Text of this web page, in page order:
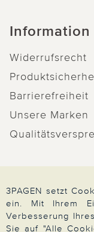
Information
Widerrufsrecht
Barrierefreiheit
Unsere Marken
Zahlung &
3PAGEN setzt
ein. Mit Ihrem
Verbesserung
Sie auf "Alle